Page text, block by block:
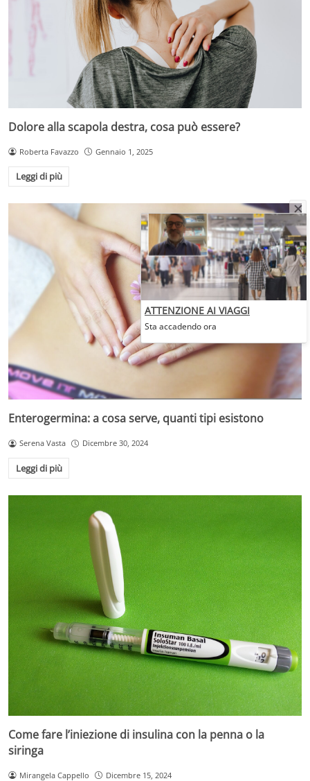
Dolore alla scapola destra, cosa può essere?
Roberta Favazzo Gennaio 1, 2025
Leggi di più
Enterogermina: a cosa serve, quanti tipi esistono
Serena Vasta Dicembre 30, 2024
Leggi di più
Come fare l’iniezione di insulina con la penna o la
siringa
Mirangela Cappello Dicembre 15, 2024
ATTENZIONE AI VIAGGI
Sta accadendo ora